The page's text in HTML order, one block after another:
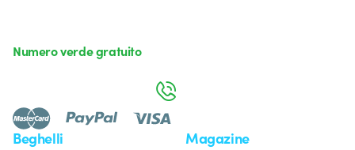
Beghelli Magazine
Numero verde gratuito